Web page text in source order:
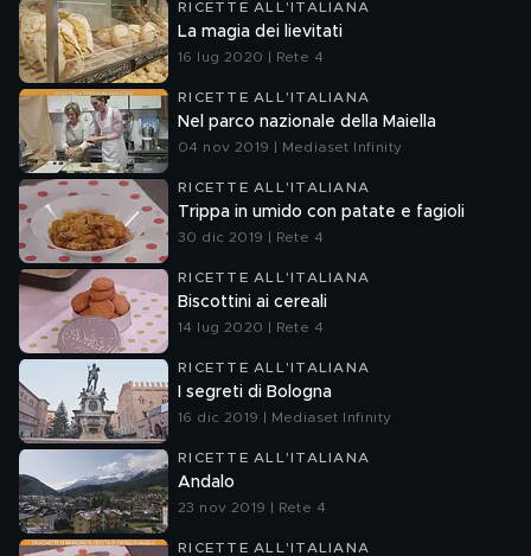
RICETTE ALL'ITALIANA
La magia dei lievitati
16 lug 2020 | Rete 4
RICETTE ALL'ITALIANA
Nel parco nazionale della Maiella
04 nov 2019 | Mediaset Infinity
RICETTE ALL'ITALIANA
Trippa in umido con patate e fagioli
30 dic 2019 | Rete 4
RICETTE ALL'ITALIANA
Biscottini ai cereali
14 lug 2020 | Rete 4
RICETTE ALL'ITALIANA
I segreti di Bologna
16 dic 2019 | Mediaset Infinity
RICETTE ALL'ITALIANA
Andalo
23 nov 2019 | Rete 4
RICETTE ALL'ITALIANA